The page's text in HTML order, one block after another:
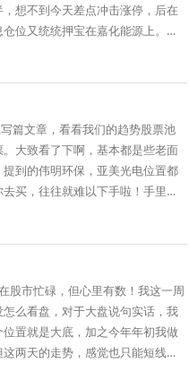
想不到今天差点冲击涨停，后在
位又统统押宝在嘉化能源上。不
篇文章，看看我们的趋势股票池
大致看了下啊，基本都是些老面
到的伟明环保，亚美光电位置都
买，往往就难以下手啦！手里如
股市忙碌，但心里有数！我这一周
么看盘，对于大盘说句实话，我
置就是大底，加之今年年初我做
两天的走势，感觉也只能短线一